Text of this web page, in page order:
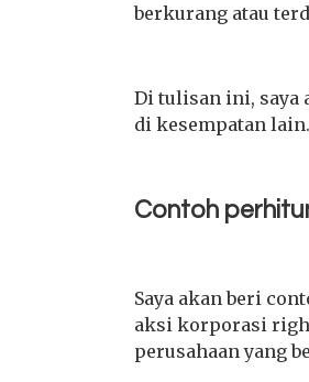
berkurang atau
Di tulisan ini, saya
di kesempatan lain.
Contoh
Saya akan beri
aksi korporasi right
perusahaan yang